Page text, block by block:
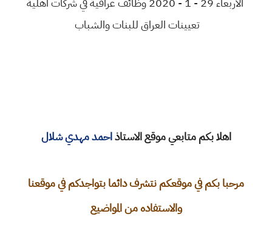
تعيينات العراق للبنات والشباب
اهلا بكم متابعي موقع الاستاذاحمد مهدي شلال
مرحبا بكم في موقعكم نتشرف دائما بتواجدكم في موقعنا
والاستفاده من المواضيع